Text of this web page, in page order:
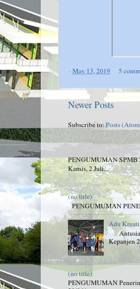
- May 13, 2019 5
Newer Posts
Subscribe to: Posts
PENGUMUMAN SPMB
Kamis, 2 Juli...
(no title)
PENGUMUMAN
Adu
Kepanjen
(no title)
PENGUMUMAN